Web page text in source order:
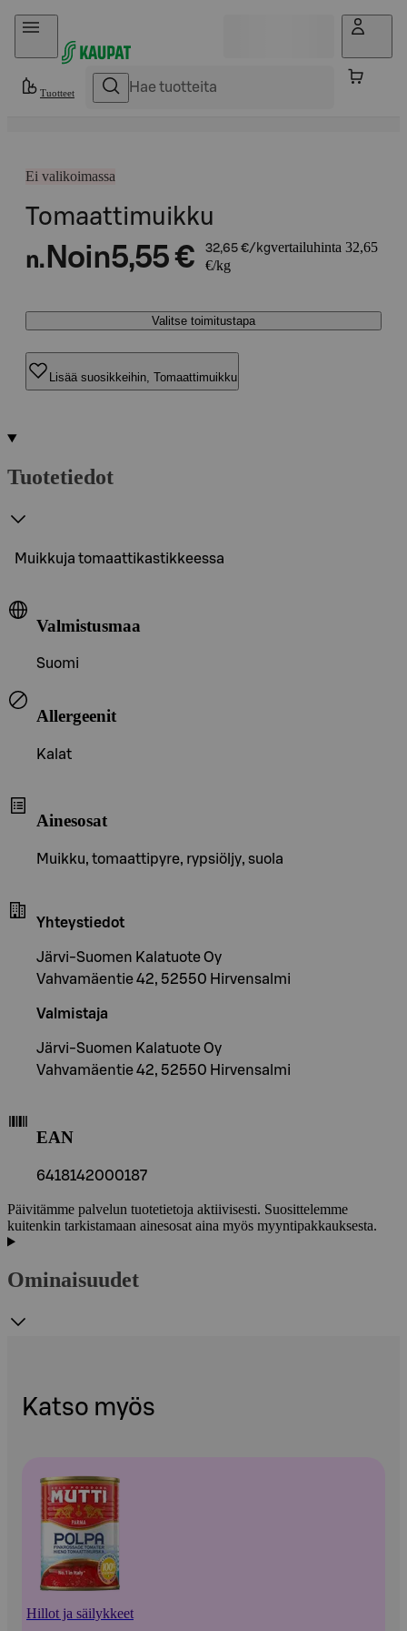
Hyppää sisältöön
Tuotteet
Ei valikoimassa
Tomaattimuikku
n. Noin5,55 € 32,65 €/kgvertailuhinta 32,65
€/kg
Valitse toimitustapa
Lisää suosikkeihin, Tomaattimuikku
Tuotetiedot
Muikkuja tomaattikastikkeessa
Valmistusmaa
Suomi
Allergeenit
Kalat
Ainesosat
Muikku, tomaattipyre, rypsiöljy, suola
Yhteystiedot
Järvi-Suomen Kalatuote Oy
Vahvamäentie 42, 52550 Hirvensalmi
Valmistaja
Järvi-Suomen Kalatuote Oy
Vahvamäentie 42, 52550 Hirvensalmi
EAN
6418142000187
Päivitämme palvelun tuotetietoja aktiivisesti. Suosittelemme
kuitenkin tarkistamaan ainesosat aina myös myyntipakkauksesta.
Ominaisuudet
Katso myös
Hillot ja säilykkeet